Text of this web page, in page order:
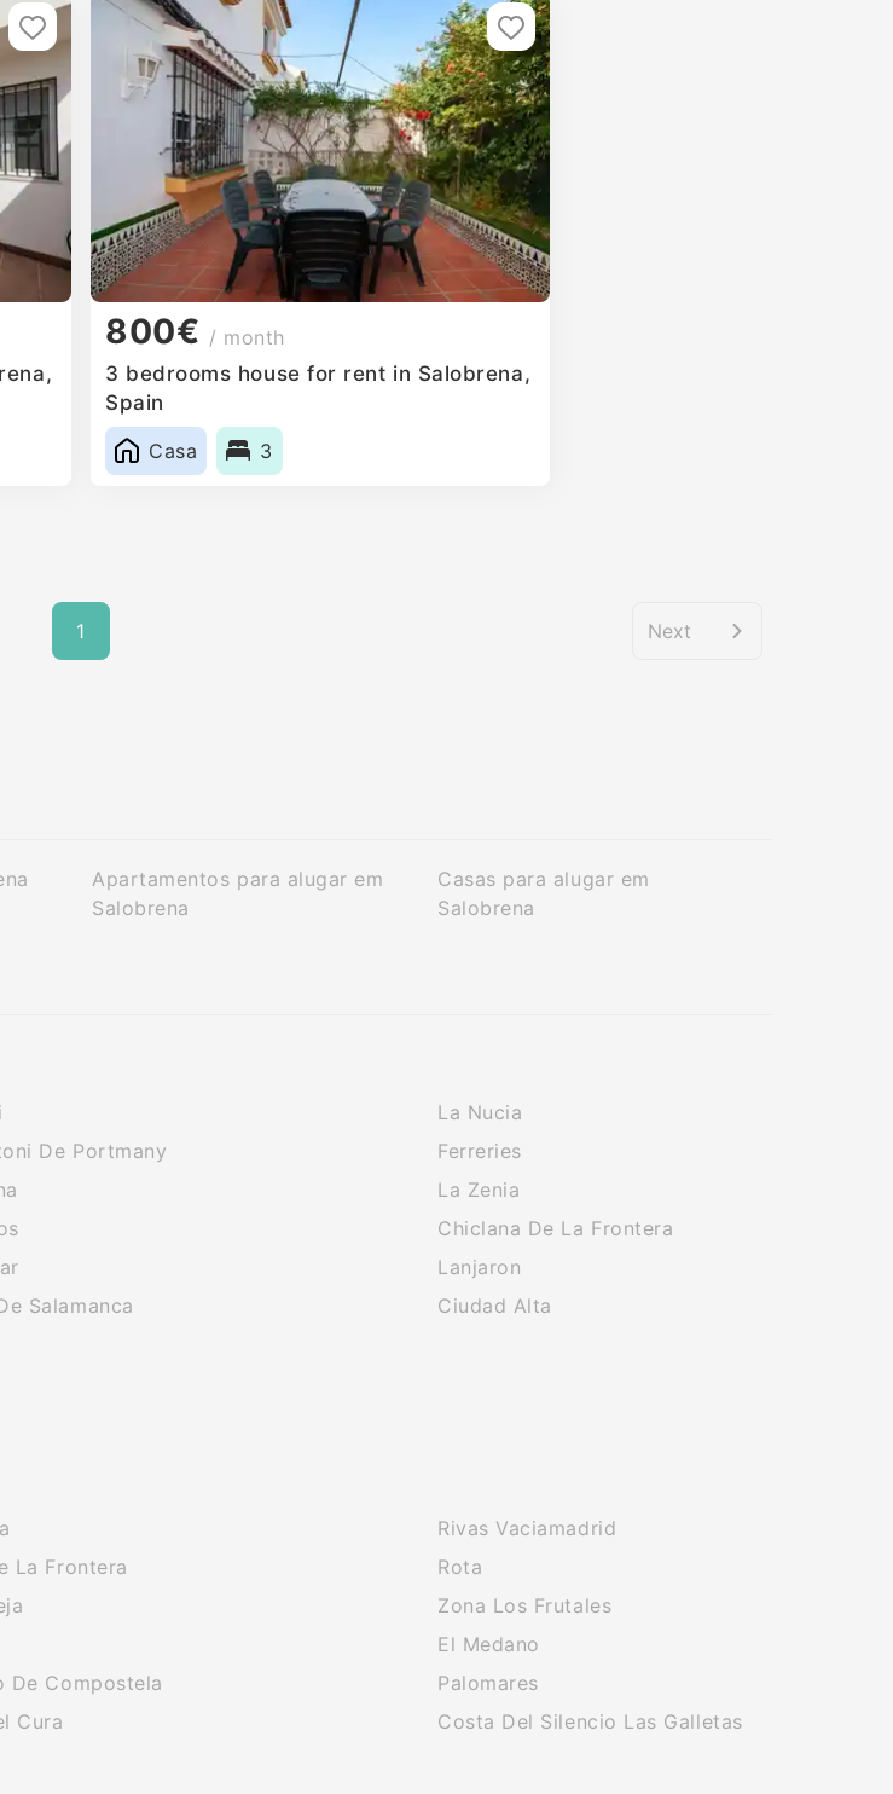
800€ / month
3 bedrooms house for rent in Salobrena,
Spain
Casa
3
1 Next
Apartamentos para alugar em
Salobrena
Casas para alugar em
Salobrena
De Portmany
Salamanca
La Nucia
Ferreries
La Zenia
Chiclana De La Frontera
Lanjaron
Ciudad Alta
La Frontera
De Compostela
Cura
Rivas Vaciamadrid
Rota
Zona Los Frutales
El Medano
Palomares
Costa Del Silencio Las Galletas